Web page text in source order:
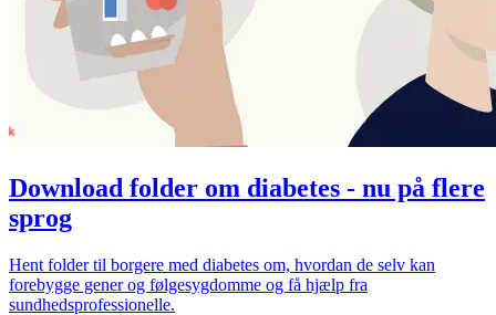
Download folder om diabetes - nu på flere
sprog
Hent folder til borgere med diabetes om, hvordan de selv kan
forebygge gener og følgesygdomme og få hjælp fra
sundhedsprofessionelle.